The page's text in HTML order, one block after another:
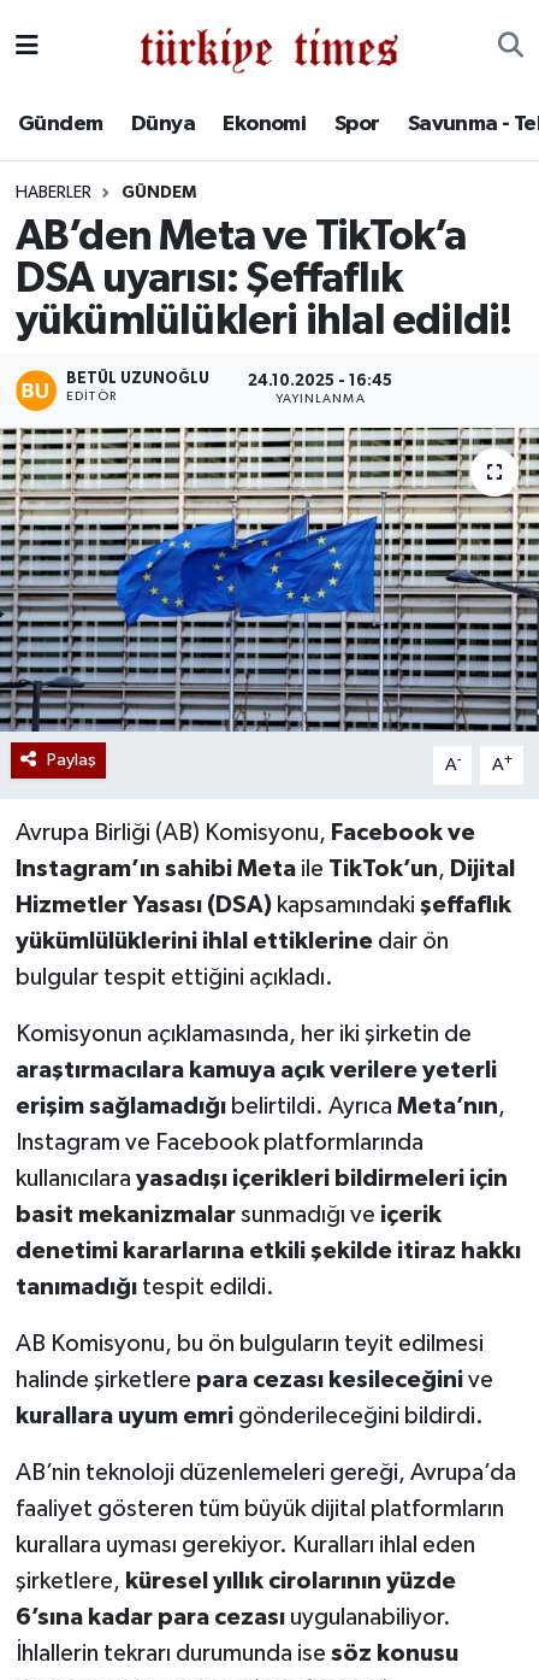
Gündem Dünya Ekonomi Spor Savunma -
HABERLER GÜNDEM
AB’den Meta ve TikTok’a
DSA uyarısı: Şeffaflık
yükümlülükleri ihlal edildi!
BETÜL UZUNOĞLU
EDITÖR
24.10.2025 - 16:45
YAYINLANMA
Paylaş A- A+
Avrupa Birliği (AB) Komisyonu, Facebook ve
Instagram’ın sahibi Metaile TikTok’un, Dijital
Hizmetler Yasası (DSA)kapsamındaki şeffaflık
yükümlülüklerini ihlal ettiklerinedair ön
bulgular tespit ettiğini açıkladı.
Komisyonun açıklamasında, her iki şirketin de
araştırmacılara kamuya açık verilere yeterli
erişim sağlamadığı belirtildi. Ayrıca Meta’nın,
Instagram ve Facebook platformlarında
kullanıcılara yasadışı içerikleri bildirmeleri için
basit mekanizmalarsunmadığı ve içerik
denetimi kararlarına etkili şekilde itiraz hakkı
tanımadığıtespit edildi.
AB Komisyonu, bu ön bulguların teyit edilmesi
halinde şirketlere para cezası kesileceğinive
kurallara uyum emri gönderileceğini bildirdi.
AB’nin teknoloji düzenlemeleri gereği, Avrupa’da
faaliyet gösteren tüm büyük dijital platformların
kurallara uyması gerekiyor. Kuralları ihlal eden
şirketlere, küresel yıllık cirolarının yüzde
6’sına kadar para cezasıuygulanabiliyor.
İhlallerin tekrarı durumunda ise söz konusu
Spor
Savunma - Teknoloji
Kültür - Sanat
Yaşam
Süper Lig Puan Durumu ve Fikstür
Tüm Manşetler
Son Dakika Haberleri
Haber Arşivi